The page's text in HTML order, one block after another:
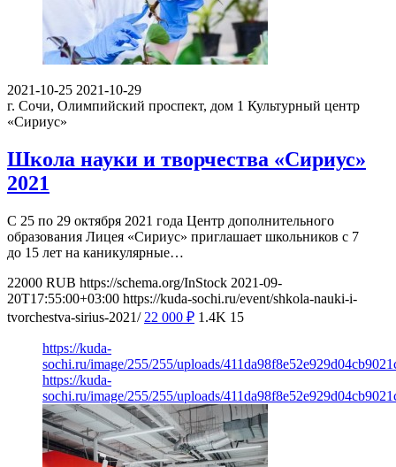
2021-10-25 2021-10-29
г. Сочи, Олимпийский проспект, дом 1 Культурный центр
«Сириус»
Школа науки и творчества «Сириус»
2021
С 25 по 29 октября 2021 года Центр дополнительного
образования Лицея «Сириус» приглашает школьников с 7
до 15 лет на каникулярные…
22000 RUB https://schema.org/InStock 2021-09-
20T17:55:00+03:00 https://kuda-sochi.ru/event/shkola-nauki-i-
tvorchestva-sirius-2021/ 22 000 ₽ 1.4K 15
https://kuda-
sochi.ru/image/255/255/uploads/
https://kuda-
sochi.ru/image/255/255/uploads/